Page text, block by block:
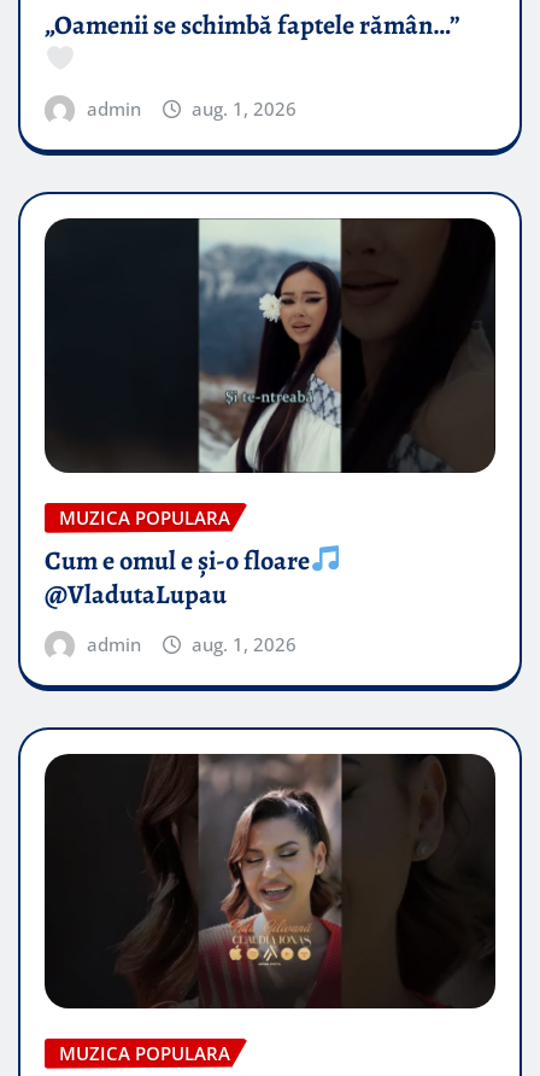
„Oamenii se schimbă faptele rămân…”
admin aug. 1, 2026
MUZICA POPULARA
Cum e omul e și-o floare
@VladutaLupau
admin aug. 1, 2026
MUZICA POPULARA